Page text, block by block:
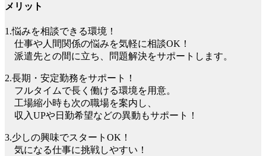
メリット
1.悩みを相談できる環境！
仕事や人間関係の悩みを気軽に相談OK！
派遣先との間に立ち、問題解決をサポートします。
2.長期・安定勤務をサポート！
フルタイムで長く働ける環境を用意。
工場縮小時も次の職場を案内し、
収入UPや日勤希望などの異動もサポート！
3.少しの興味でスタートOK！
気になる仕事に挑戦しやすい！